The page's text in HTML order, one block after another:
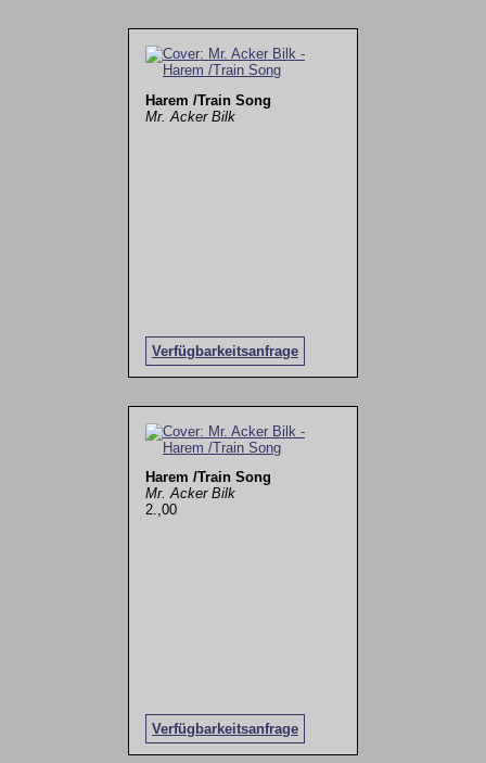
Harem /Train Song
Mr. Acker Bilk
Verfügbarkeitsanfrage
Harem /Train Song
Mr. Acker Bilk
2.,00
Verfügbarkeitsanfrage